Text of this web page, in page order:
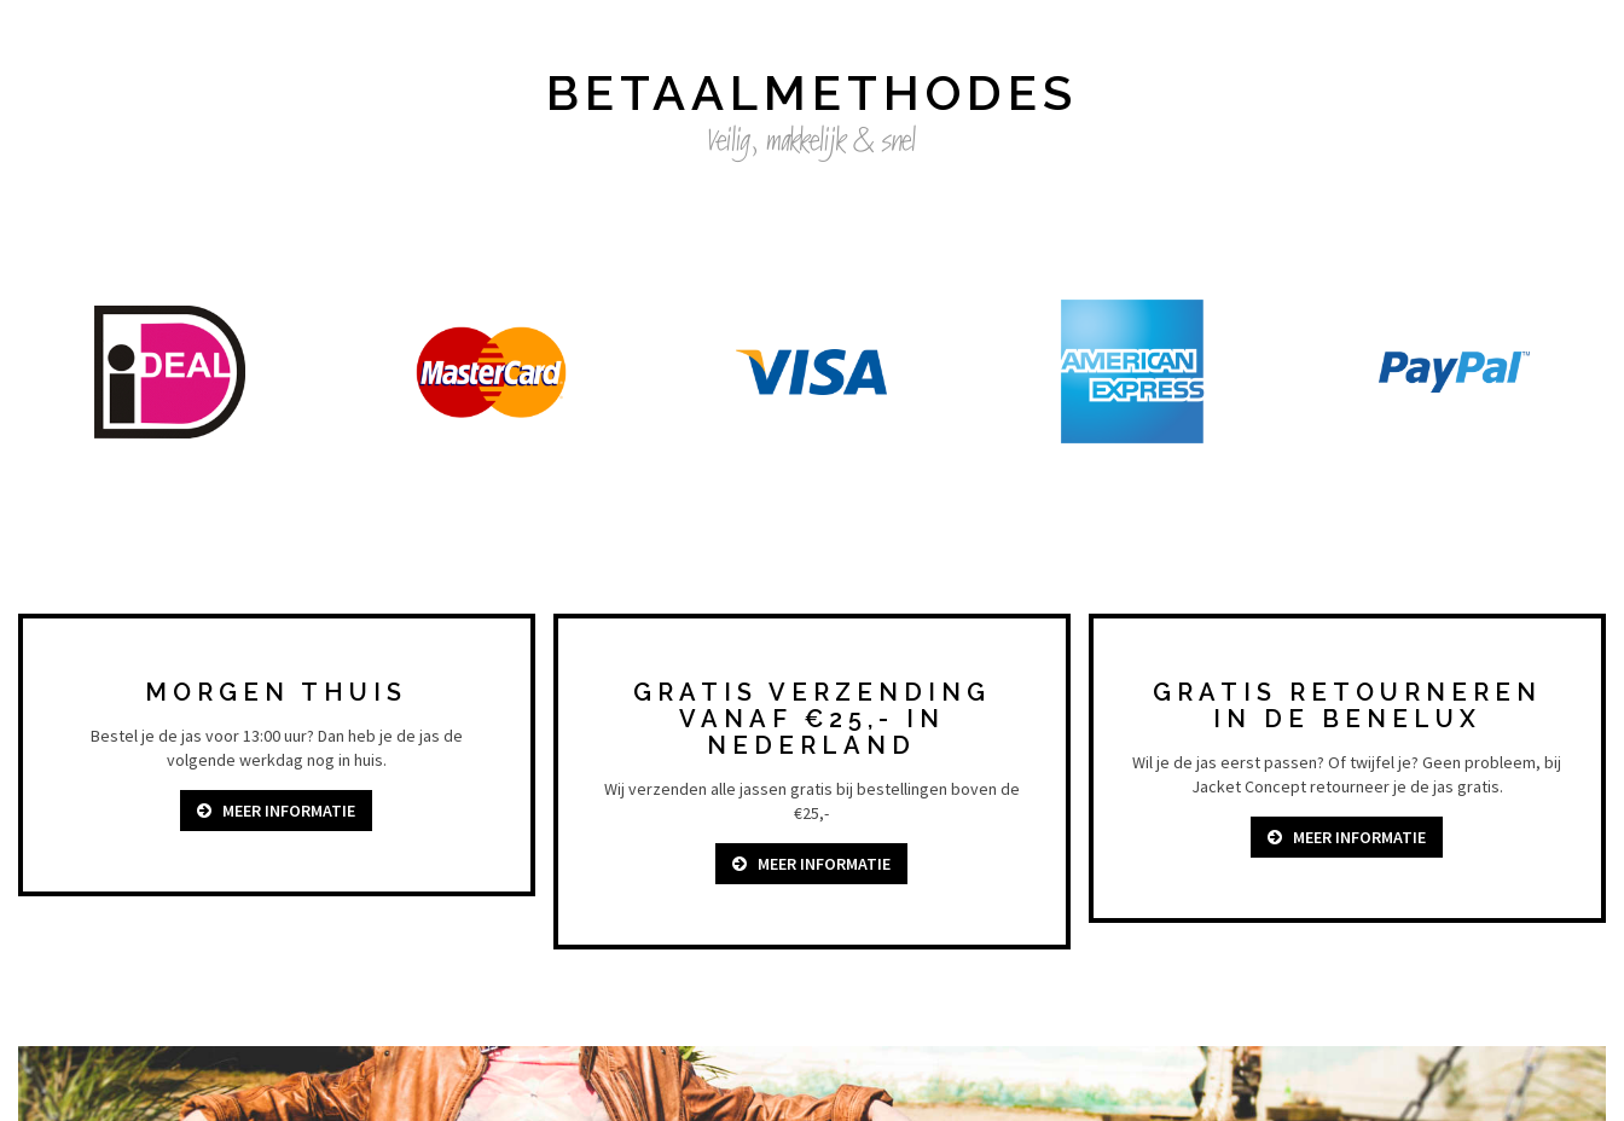
BETAALMETHODES
Veilig, makkelijk & snel
MORGEN THUIS
Bestel je de jas voor 13:00 uur? Dan heb je de jas de
volgende werkdag nog in huis.
MEER INFORMATIE
GRATIS VERZENDING
VANAF €25,- IN
NEDERLAND
Wij verzenden alle jassen gratis bij bestellingen boven de
€25,-
MEER INFORMATIE
GRATIS RETOURNEREN
IN DE BENELUX
Wil je de jas eerst passen? Of twijfel je? Geen probleem, bij
Jacket Concept retourneer je de jas gratis.
MEER INFORMATIE